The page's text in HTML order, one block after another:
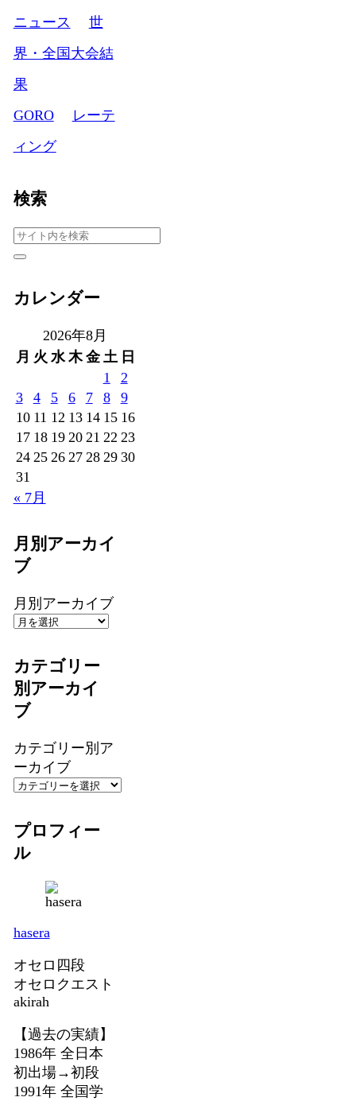
ニュース
世
界・全国大会結
果
GORO
レーテ
ィング
検索
カレンダー
2026年8月
月 火 水 木 金 土 日
1
2
3
4 5 6 7 8
9
10 11 12 13 14 15 16
17 18 19 20 21 22 23
24 25 26 27 28 29 30
31
« 7月
月別アーカイ
ブ
月別アーカイブ
カテゴリー
別アーカイ
ブ
カテゴリー別ア
ーカイブ
プロフィー
ル
hasera
オセロ四段
オセロクエスト
akirah
【過去の実績】
1986年 全日本
初出場→初段
1991年 全国学